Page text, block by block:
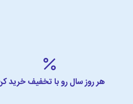
هر روز سال رو با تخفیف خرید